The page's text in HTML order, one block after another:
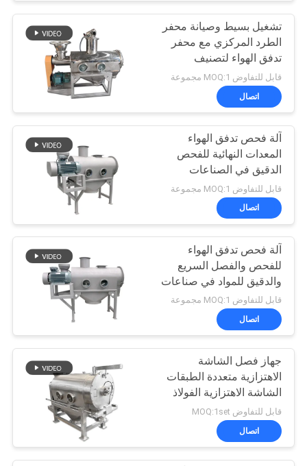
آلة خلاط الشريط
93
آلة النخل المسحوق
43
آلة طاحن طاحونة
55
تشغيل بسيط وصيانة محفر
الطرد المركزي مع محفر
تدفق الهواء لتصنيف
المسحوقات فائقة الدقة
في صناعة الهندسة
الكيميائية
قابل للتفاوض MOQ:1 مجموعة
اتصال
آلة فحص تدفق الهواء
المعدات النهائية للفحص
الدقيق في الصناعات
الغذائية والصيدلانية
الكيميائية
قابل للتفاوض MOQ:1 مجموعة
اتصال
آلة فحص تدفق الهواء
للفحص والفصل السريع
والدقيق للمواد في صناعات
الأغذية الكيميائية والتعدين
قابل للتفاوض MOQ:1 مجموعة
اتصال
جهاز فصل الشاشة
الاهتزازية متعددة الطبقات
الشاشة الاهتزازية الفولاذ
المقاوم للصدأ
قابل للتفاوض MOQ:1set
اتصال